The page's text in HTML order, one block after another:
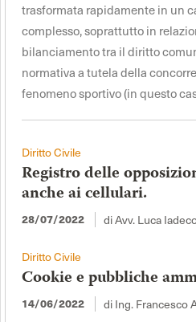
trasformata rapidamente in un
complesso, soprattutto in
bilanciamento tra il diritto
normativa a tutela della
fenomeno sportivo (in questo
Diritto Civile
Registro delle
anche ai cellulari.
28/07/2022 di Avv. Luca
Diritto Civile
Cookie e pubbliche
14/06/2022 di Ing. Francesco